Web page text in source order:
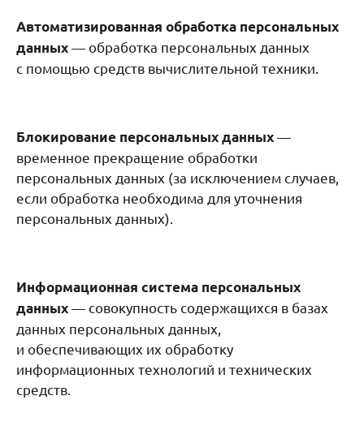
Автоматизированная обработка персональных
данных— обработка персональных данных
с помощью средств вычислительной техники.
Блокирование персональных данных—
временное прекращение обработки
персональных данных (за исключением случаев,
если обработка необходима для уточнения
персональных данных).
Информационная система персональных
данных— совокупность содержащихся в базах
данных персональных данных,
и обеспечивающих их обработку
информационных технологий и технических
средств.